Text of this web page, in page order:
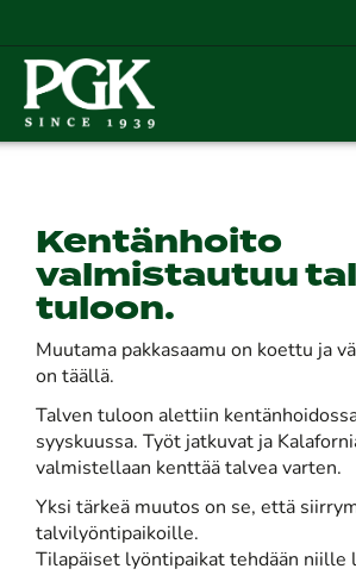
Kentänhoito
valmistautuu
tuloon.
Muutama pakkasaamu on koettu ja
on täällä.
Talven tuloon alettiin
syyskuussa. Työt jatkuvat ja
valmistellaan kenttää talvea varten.
Yksi tärkeä muutos on se, että
talvilyöntipaikoille.
Tilapäiset lyöntipaikat tehdään